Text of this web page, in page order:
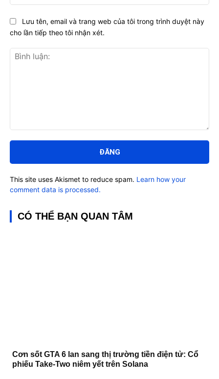
luận:
Lưu tên, email và trang web của tôi trong trình duyệt này
cho lần tiếp theo tôi nhận xét.
This site uses Akismet to reduce spam. Learn how your
comment data is processed.
CÓ THỂ BẠN QUAN TÂM
Cơn sốt GTA 6 lan sang thị trường tiền điện tử: Cổ
phiếu Take-Two niêm yết trên Solana